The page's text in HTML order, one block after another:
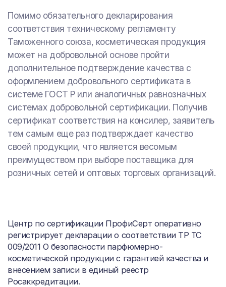
Помимо обязательного декларирования
соответствия техническому регламенту
Таможенного союза, косметическая продукция
может на добровольной основе пройти
дополнительное подтверждение качества с
оформлением добровольного сертификата в
системе ГОСТ Р или аналогичных равнозначных
системах добровольной сертификации. Получив
сертификат соответствия на консилер, заявитель
тем самым еще раз подтверждает качество
своей продукции, что является весомым
преимуществом при выборе поставщика для
розничных сетей и оптовых торговых организаций.
Центр по сертификации ПрофиСерт оперативно
регистрирует декларации о соответствии ТР ТС
009/2011 О безопасности парфюмерно-
косметической продукции с гарантией качества и
внесением записи в единый реестр
Росаккредитации.